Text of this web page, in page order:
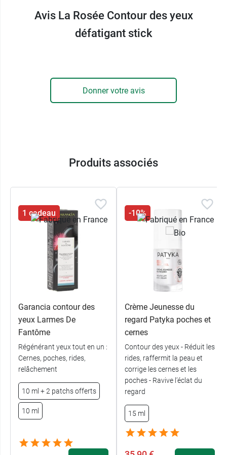
99 % d'origine naturelle
Pour peaux normales et peaux sensibles
ophtalmologique sur 22 volontaires pendant 28
View this post on Instagram
Avis La Rosée Contour des yeux
défatigant stick
Donner votre avis
Produits associés
1 cadeau
Garancia contour des
yeux Larmes De
Fantôme
Régénérant yeux tout en un :
Cernes, poches, rides,
relâchement
10 ml + 2 patchs offerts
10 ml
-10%
Crème Jeunesse du
regard Patyka poches et
cernes
Contour des yeux - Réduit les
rides, raffermit la peau et
corrige les cernes et les
poches - Ravive l’éclat du
regard
15 ml